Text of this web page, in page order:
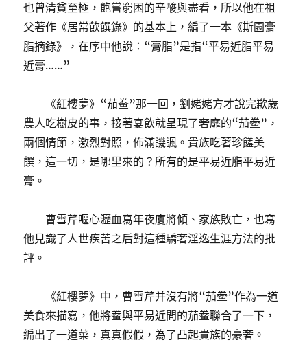
也曾清貧至極，飽嘗窮困的辛酸與盡看，所以他在祖
父著作《居常飲饌錄》的基本上，編了一本《斯園膏
脂摘錄》，在序中他說：“膏脂”是指“平易近脂平易
近膏……”
《紅樓夢》“茄鲞”那一回，劉姥姥方才說完歉歲
農人吃樹皮的事，接著宴飲就呈現了奢靡的“茄鲞”，
兩個情節，激烈對照，佈滿譏諷。貴族吃著珍饈美
饌，這一切，是哪里來的？所有的是平易近脂平易近
膏。
曹雪芹嘔心瀝血寫年夜廈將傾、家族敗亡，也寫
他見識了人世疾苦之后對這種驕奢淫逸生涯方法的批
評。
《紅樓夢》中，曹雪芹并沒有將“茄鲞”作為一道
美食來描寫，他將鲞與平易近間的茄鲞聯合了一下，
編出了一道菜，真真假假，為了凸起貴族的豪奢。